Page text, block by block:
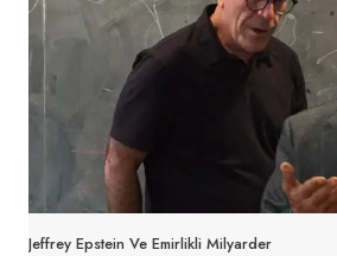
Jeffrey Epstein Ve Emirlikli Milyarder